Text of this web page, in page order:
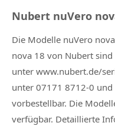
Nubert nuVero
Die Modelle nuVero
nova 18 von Nubert
unter www.nubert.de/
unter 07171 8712-0
vorbestellbar. Die
verfügbar. Detaillierte